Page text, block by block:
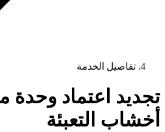
تفاصيل الخدمة
تجديد اعتماد وحدة
أخشاب التعبئة